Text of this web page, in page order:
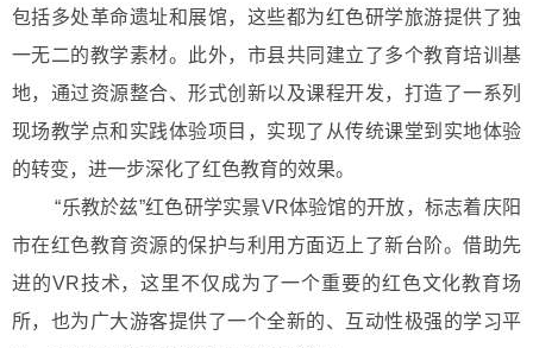
包括多处革命遗址和展馆，这些都为红色研学旅游提供了独
一无二的教学素材。此外，市县共同建立了多个教育培训基
地，通过资源整合、形式创新以及课程开发，打造了一系列
现场教学点和实践体验项目，实现了从传统课堂到实地体验
的转变，进一步深化了红色教育的效果。
“乐教於兹”红色研学实景VR体验馆的开放，标志着庆阳
市在红色教育资源的保护与利用方面迈上了新台阶。借助先
进的VR技术，这里不仅成为了一个重要的红色文化教育场
所，也为广大游客提供了一个全新的、互动性极强的学习平